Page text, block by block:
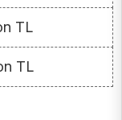
TL
TL